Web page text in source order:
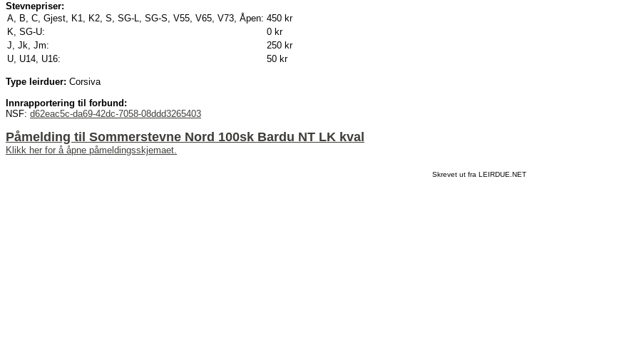
Stevnepriser:
A, B, C, Gjest, K1, K2, S, SG-L, SG-S, V55, V65, V73, Åpen: 450 kr
K, SG-U:
0 kr
J, Jk, Jm:
250 kr
U, U14, U16:
50 kr
Type leirduer: Corsiva
Innrapportering til forbund:
NSF: d62eac5c-da69-42dc-7058-08ddd3265403
Påmelding til Sommerstevne Nord 100sk Bardu NT LK kval
Klikk her for å åpne påmeldingsskjemaet.
Skrevet ut fra LEIRDUE.NET